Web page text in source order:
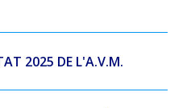
2025 DE L'A.V.M.